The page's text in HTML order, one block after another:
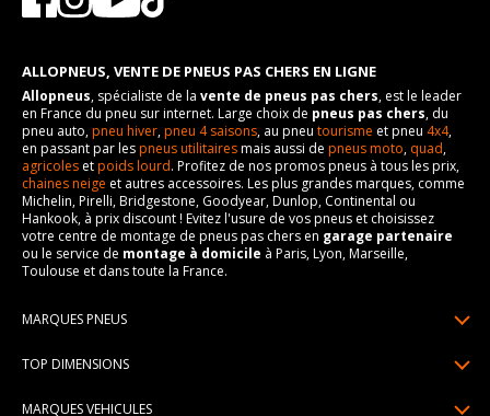
ALLOPNEUS, VENTE DE PNEUS PAS CHERS EN LIGNE
Allopneus, spécialiste de la vente de pneus pas chers, est le leader
en France du pneu sur internet. Large choix de pneus pas chers, du
pneu auto,pneu hiver,pneu 4 saisons, au pneu tourisme et pneu 4x4,
en passant par lespneus utilitairesmais aussi de pneus moto, quad,
agricoles etpoids lourd. Profitez de nos promos pneus à tous les prix,
chaines neige et autres accessoires. Les plus grandes marques, comme
Michelin, Pirelli, Bridgestone, Goodyear, Dunlop, Continental ou
Hankook, à prix discount ! Evitez l'usure de vos pneus et choisissez
votre centre de montage de pneus pas chers en garage partenaire
ou le service de montage à domicile à Paris, Lyon, Marseille,
Toulouse et dans toute la France.
MARQUES PNEUS
Pneus Continental
TOP DIMENSIONS
MARQUES VEHICULES